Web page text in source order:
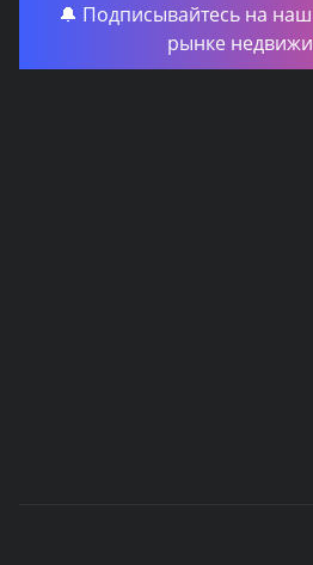
🔔 Подписывайтесь на
рынке